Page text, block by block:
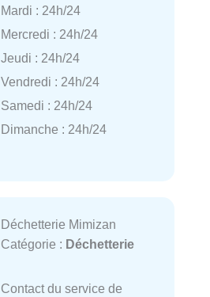
Mardi : 24h/24
Mercredi : 24h/24
Jeudi : 24h/24
Vendredi : 24h/24
Samedi : 24h/24
Dimanche : 24h/24
Déchetterie Mimizan
Catégorie : Déchetterie
Contact du service de